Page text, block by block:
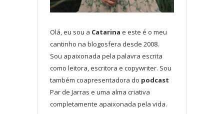
Olá, eu sou a Catarina e este é o meu
cantinho na blogosfera desde 2008.
Sou apaixonada pela palavra escrita
como leitora, escritora e copywriter. Sou
também coapresentadora do podcast
Par de Jarras e uma alma criativa
completamente apaixonada pela vida.